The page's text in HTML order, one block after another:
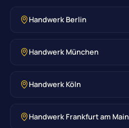
Handwerk Berlin
Handwerk München
Handwerk Köln
Handwerk Frankfurt am Main